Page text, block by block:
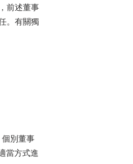
前述董事
。有關獨
個別董事
當方式進